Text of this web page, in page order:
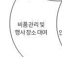
비품 관리 및
행사 장소 대여